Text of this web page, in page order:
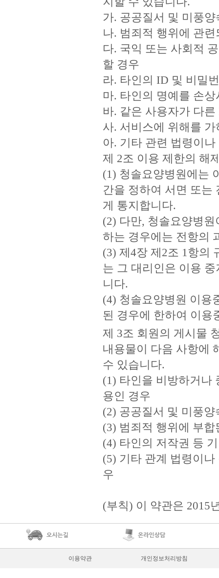
가. 공공질서 및 미풍
나. 범죄적 행위에 관
다. 국익 또는 사회적
할 경우
라. 타인의 ID 및 비밀
마. 타인의 명예를 손
바. 같은 사용자가 다
사. 서비스에 위해를
아. 기타 관련 법령이
제 2조 이용 제한의 해
(1) 청솔요양병원에는
간을 정하여 서면 또는
게 통지합니다.
(2) 다만, 청솔요양병
하는 경우에는 전항의
(3) 제4장 제2조 1항의
는 그 대리인은 이용
니다.
(4) 청솔요양병원 이용
된 경우에 한하여 이용
제 3조 회원의 게시물
내용물이 다음 사항에
수 있습니다.
(1) 타인을 비방하거나
용인 경우
(2) 공공질서 및 미풍
(3) 범죄적 행위에 부
(4) 타인의 저작권 등
(5) 기타 관계 법령이
우
(부칙) 이 약관은 2015
이용약관 개인정보처리방침